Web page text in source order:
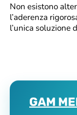
Non esistono
l’aderenza
l’unica soluzione